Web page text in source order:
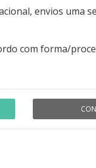
envios uma
com forma/